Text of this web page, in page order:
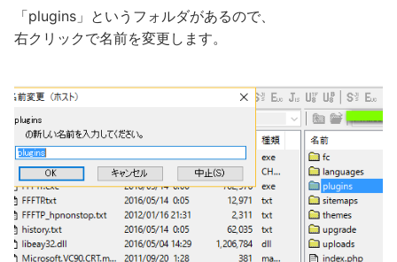
「plugins」というフォルダがあるので、
右クリックで名前を変更します。